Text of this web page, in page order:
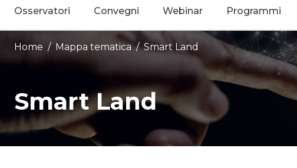
Osservatori Convegni Webinar Programmi
Home / Mappa tematica /Smart Land
Smart Land